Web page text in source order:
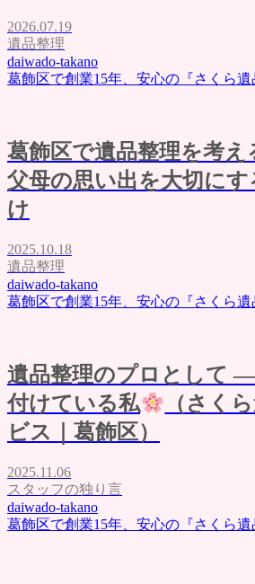
2026.07.19
遺品整理
daiwado-takano
葛飾区で創業15年、安心の『さくら遺
葛飾区で遺品整理を考え
父母の思い出を大切に
け
2025.10.18
遺品整理
daiwado-takano
葛飾区で創業15年、安心の『さくら遺
遺品整理のプロとして
付けている私
（さく
ビス｜葛飾区）
2025.11.06
スタッフの独り言
daiwado-takano
葛飾区で創業15年、安心の『さくら遺